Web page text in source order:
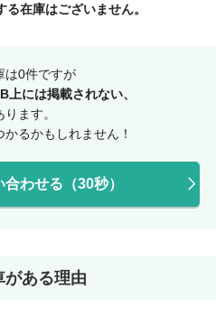
在庫はございません。
は0件ですが
上には掲載されない、
ます。
るかもしれません！
わせる（30秒）
がある理由